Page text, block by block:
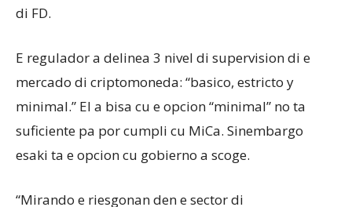
di FD.
E regulador a delinea 3 nivel di supervision di e
mercado di criptomoneda: “basico, estricto y
minimal.” El a bisa cu e opcion “minimal” no ta
suficiente pa por cumpli cu MiCa. Sinembargo
esaki ta e opcion cu gobierno a scoge.
“Mirando e riesgonan den e sector di